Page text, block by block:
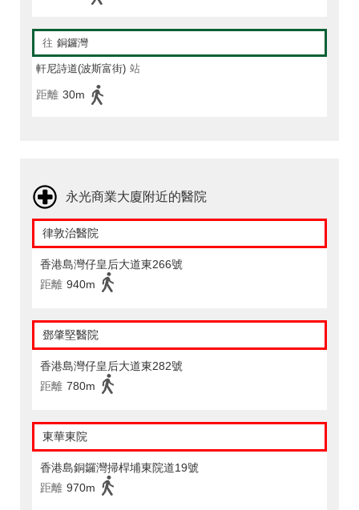
往 銅鑼灣
軒尼詩道(波斯富街) 站
距離 30m
永光商業大廈附近的醫院
律敦治醫院
香港島灣仔皇后大道東266號
距離 940m
鄧肇堅醫院
香港島灣仔皇后大道東282號
距離 780m
東華東院
香港島銅鑼灣掃桿埔東院道19號
距離 970m